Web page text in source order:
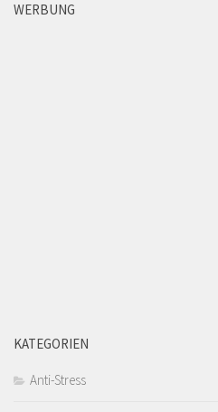
WERBUNG
KATEGORIEN
Anti-Stress